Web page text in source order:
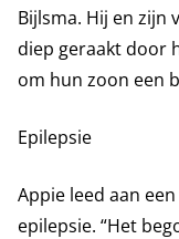
Bijlsma. Hij en zijn
diep geraakt door
om hun zoon een
Epilepsie
Appie leed aan
epilepsie. “Het